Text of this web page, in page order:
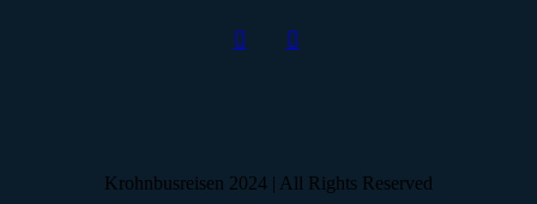
Krohnbusreisen 2024 | All Rights Reserved